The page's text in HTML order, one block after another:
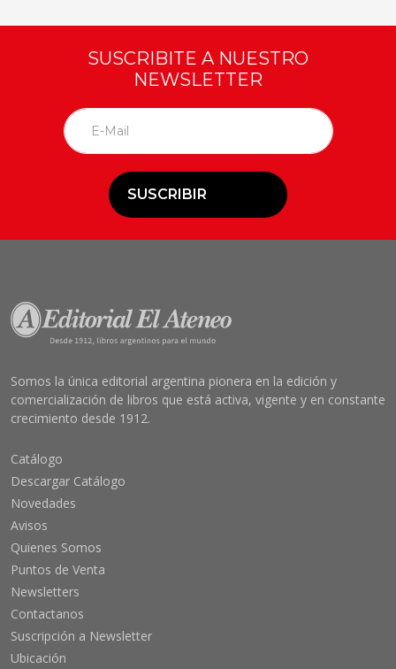
SUSCRIBITE A NUESTRO
NEWSLETTER
SUSCRIBIR
Somos la única editorial argentina pionera en la edición y
comercialización de libros que está activa, vigente y en constante
crecimiento desde 1912.
Catálogo
Descargar Catálogo
Novedades
Avisos
Quienes Somos
Puntos de Venta
Newsletters
Contactanos
Suscripción a Newsletter
Ubicación